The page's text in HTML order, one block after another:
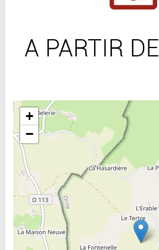
A PARTIR DE
Include la carte
+
−